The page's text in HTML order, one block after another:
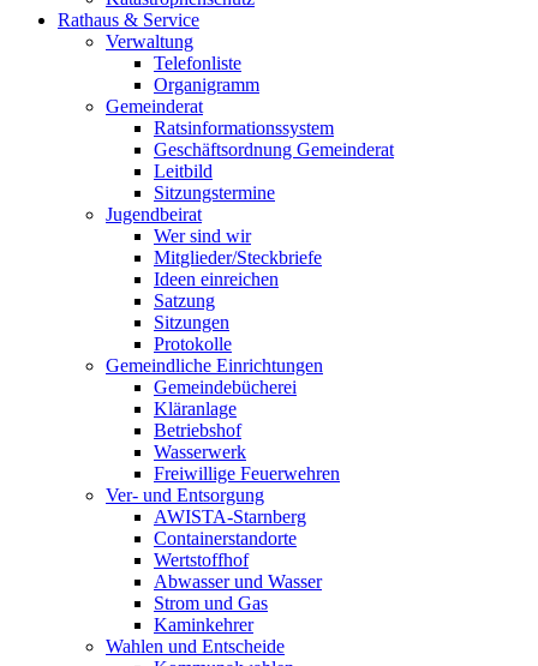
Rathaus & Service
Verwaltung
Telefonliste
Organigramm
Gemeinderat
Ratsinformationssystem
Geschäftsordnung Gemeinderat
Leitbild
Sitzungstermine
Jugendbeirat
Wer sind wir
Mitglieder/Steckbriefe
Ideen einreichen
Satzung
Sitzungen
Protokolle
Gemeindliche Einrichtungen
Gemeindebücherei
Kläranlage
Betriebshof
Wasserwerk
Freiwillige Feuerwehren
Ver- und Entsorgung
AWISTA-Starnberg
Containerstandorte
Wertstoffhof
Abwasser und Wasser
Strom und Gas
Kaminkehrer
Wahlen und Entscheide